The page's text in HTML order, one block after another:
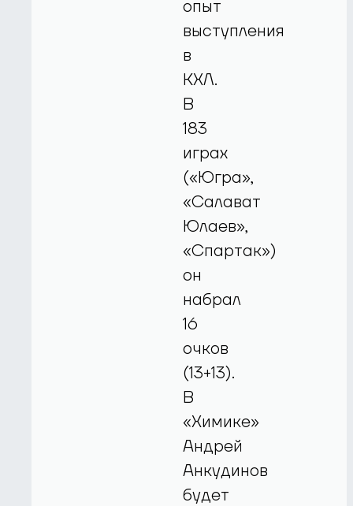
опыт
выступления
в
КХЛ.
В
183
играх
(«Югра»,
«Салават
Юлаев»,
«Спартак»)
он
набрал
16
очков
(13+13).
В
«Химике»
Андрей
Анкудинов
будет